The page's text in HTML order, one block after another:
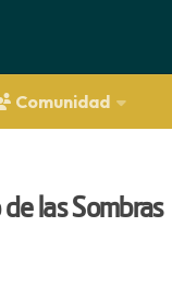
Comunidad
las Sombras